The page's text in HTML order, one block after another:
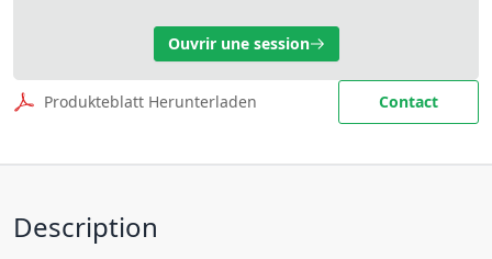
Ouvrir une session
Produkteblatt Herunterladen Contact
Description